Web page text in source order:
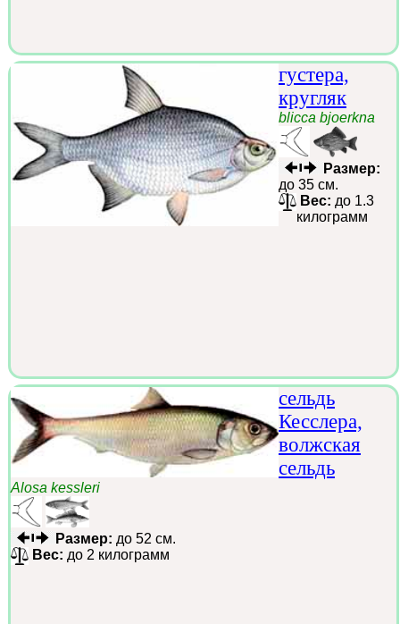
густера,
кругляк
blicca bjoerkna
Размер:
до 35 см.
Вес: до 1.3
килограмм
сельдь
Кесслера,
волжская
сельдь
Alosa kessleri
Размер: до 52 см.
Вес: до 2 килограмм